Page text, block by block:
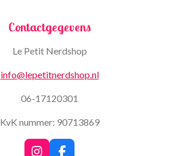
Contactgegevens
Le Petit Nerdshop
info@lepetitnerdshop.nl
06-17120301
KvK nummer: 90713869